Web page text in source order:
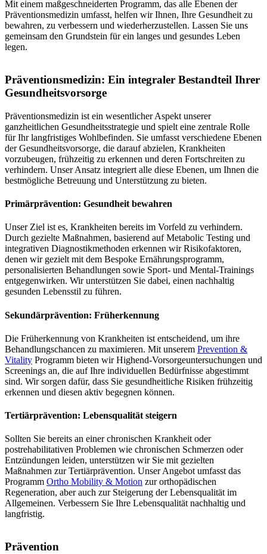
Mit einem maßgeschneiderten Programm, das alle Ebenen der
Präventionsmedizin umfasst, helfen wir Ihnen, Ihre Gesundheit zu
bewahren, zu verbessern und wiederherzustellen. Lassen Sie uns
gemeinsam den Grundstein für ein langes und gesundes Leben
legen.
Präventionsmedizin: Ein integraler Bestandteil Ihrer
Gesundheitsvorsorge
Präventionsmedizin ist ein wesentlicher Aspekt unserer
ganzheitlichen Gesundheitsstrategie und spielt eine zentrale Rolle
für Ihr langfristiges Wohlbefinden. Sie umfasst verschiedene Ebenen
der Gesundheitsvorsorge, die darauf abzielen, Krankheiten
vorzubeugen, frühzeitig zu erkennen und deren Fortschreiten zu
verhindern. Unser Ansatz integriert alle diese Ebenen, um Ihnen die
bestmögliche Betreuung und Unterstützung zu bieten.
Primärprävention: Gesundheit bewahren
Unser Ziel ist es, Krankheiten bereits im Vorfeld zu verhindern.
Durch gezielte Maßnahmen, basierend auf Metabolic Testing und
integrativen Diagnostikmethoden erkennen wir Risikofaktoren,
denen wir gezielt mit dem Bespoke Ernährungsprogramm,
personalisierten Behandlungen sowie Sport- und Mental-Trainings
entgegenwirken. Wir unterstützen Sie dabei, einen nachhaltig
gesunden Lebensstil zu führen.
Sekundärprävention: Früherkennung
Die Früherkennung von Krankheiten ist entscheidend, um ihre
Behandlungschancen zu maximieren. Mit unserem Prevention &
Vitality Programm bieten wir Highend-Vorsorgeuntersuchungen und
Screenings an, die auf Ihre individuellen Bedürfnisse abgestimmt
sind. Wir sorgen dafür, dass Sie gesundheitliche Risiken frühzeitig
erkennen und diesen aktiv begegnen können.
Tertiärprävention: Lebensqualität steigern
Sollten Sie bereits an einer chronischen Krankheit oder
postrehabilitativen Problemen wie chronischen Schmerzen oder
Entzündungen leiden, unterstützen wir Sie mit gezielten
Maßnahmen zur Tertiärprävention. Unser Angebot umfasst das
Programm Ortho Mobility & Motion zur orthopädischen
Regeneration, aber auch zur Steigerung der Lebensqualität im
Allgemeinen. Verbessern Sie Ihre Lebensqualität nachhaltig und
langfristig.
Prävention